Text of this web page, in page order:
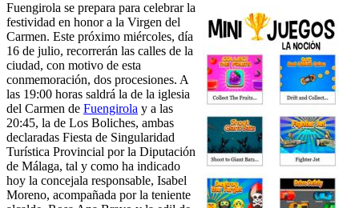
Fuengirola se prepara para celebrar la
festividad en honor a la Virgen del
Carmen. Este próximo miércoles, día
16 de julio, recorrerán las calles de la
ciudad, con motivo de esta
conmemoración, dos procesiones. A
las 19:00 horas saldrá la de la iglesia
del Carmen de Fuengirola y a las
20:45, la de Los Boliches, ambas
declaradas Fiesta de Singularidad
Turística Provincial por la Diputación
de Málaga, tal y como ha indicado
hoy la concejala responsable, Isabel
Moreno, acompañada por la teniente